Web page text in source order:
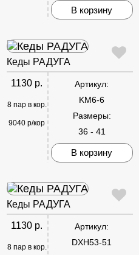
В корзину
Кеды РАДУГА
1130 р.
8 пар в кор.
9040 р/кор
Артикул:
KM6-6
Размеры:
36 - 41
В корзину
Кеды РАДУГА
1130 р.
8 пар в кор.
Артикул:
DXH53-51